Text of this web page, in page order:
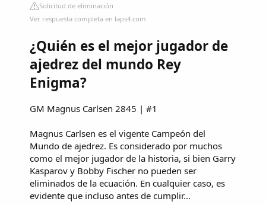
Solicitud de eliminación
Ver respuesta completa en laps4.com
¿Quién es el mejor jugador de
ajedrez del mundo Rey
Enigma?
GM Magnus Carlsen 2845 | #1
Magnus Carlsen es el vigente Campeón del
Mundo de ajedrez. Es considerado por muchos
como el mejor jugador de la historia, si bien Garry
Kasparov y Bobby Fischer no pueden ser
eliminados de la ecuación. En cualquier caso, es
evidente que incluso antes de cumplir...